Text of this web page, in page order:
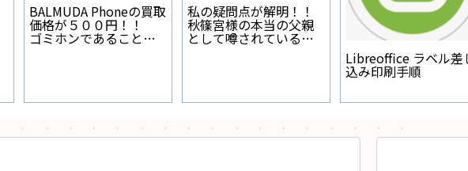
BALMUDA Phoneの買取
価格が５００円！！
ゴミホンであることが
私の疑問点が解明！！
秋篠宮様の本当の父親
として噂されている人
Libreoffice ラベル差
込み印刷手順